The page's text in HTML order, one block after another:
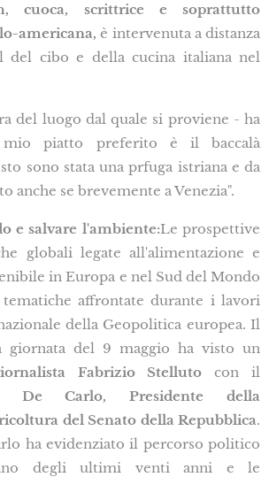
cuoca, scrittrice e soprattutto
americana,è intervenuta a distanza
del cibo e della cucina italiana nel
del luogo dal quale si proviene - ha
piatto preferito è il baccalà
sono stata una prfuga istriana e da
anche se brevemente a Venezia".
e salvare l'ambiente:Le prospettive
globali legate all'alimentazione e
in Europa e nel Sud del Mondo
affrontate durante i lavori
della Geopolitica europea. Il
giornata del 9 maggio ha visto un
Fabrizio Stelluto con il
De Carlo, Presidente della
del Senato della Repubblica.
ha evidenziato il percorso politico
degli ultimi venti anni e le